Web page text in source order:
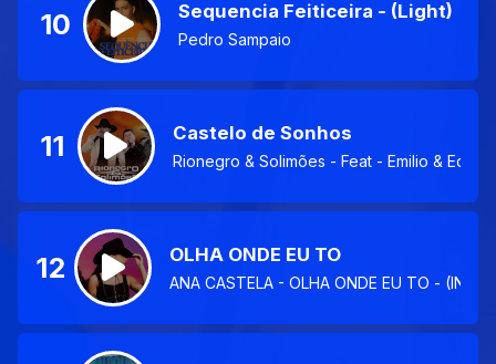
10 Sequencia Feiticeira - (Light)
Pedro Sampaio
11 Castelo de Sonhos
Rionegro & Solimões - Feat - Emilio &
12 OLHA ONDE EU TO
ANA CASTELA - OLHA ONDE EU TO -